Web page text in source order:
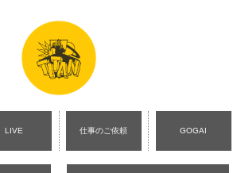
LIVE 仕事のご依頼 GOGAI